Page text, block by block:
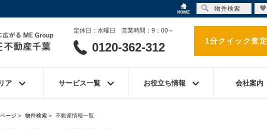
定休日：水曜日 営業時間：9：00～
0120-362-312 1分クイック査定
ア サービス一覧 お役立ち情報 会社案内
ージ > 物件検索 > 不動産情報一覧
物件検索